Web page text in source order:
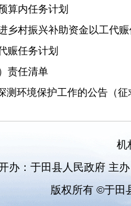
算内任务计划
乡村振兴补助资金以工代赈
赈任务计划
责任清单
测环境保护工作的公告（
机
办：于田县人民政府 主
版权所有 ©于田